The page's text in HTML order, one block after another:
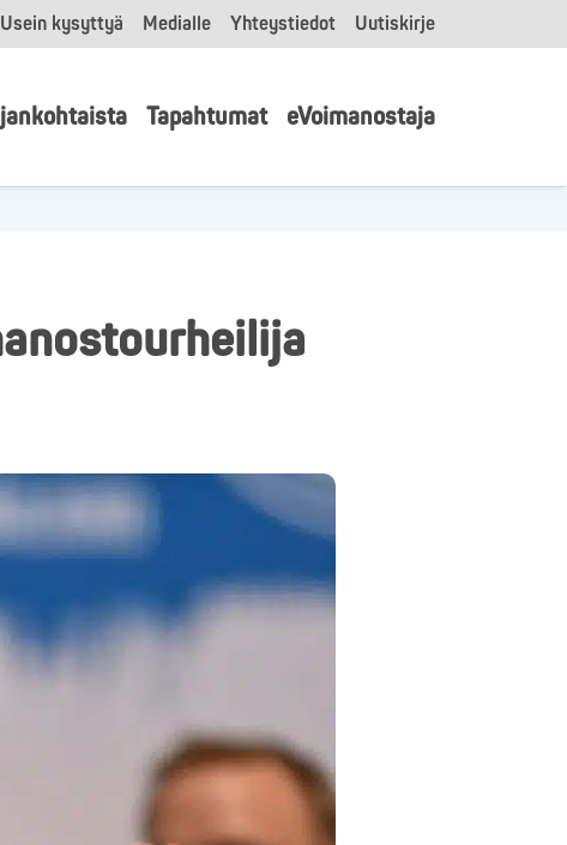
Usein kysyttyä Medialle Yhteystiedot Uutiskirje
Tapahtumat eVoimanostaja